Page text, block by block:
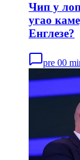
Чип у
угао
Енглезе?
pre 00